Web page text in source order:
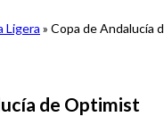
Ligera » Copa de Andalucía
de Optimist